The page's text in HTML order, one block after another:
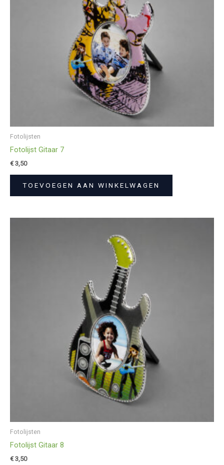
Fotolijsten
Fotolijst Gitaar 7
€3,50
TOEVOEGEN AAN WINKELWAGEN
Fotolijsten
Fotolijst Gitaar 8
€3,50